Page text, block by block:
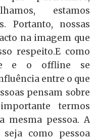
estamos
Portanto, nossas
na imagem que
respeito.E como
e o offline se
entre o que
pensam sobre
termos
mesma pessoa. A
seja como pessoa